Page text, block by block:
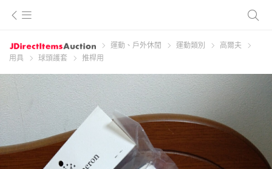
運動、戶外休閒 運動類別
高爾夫
用具
球頭護套 推桿用